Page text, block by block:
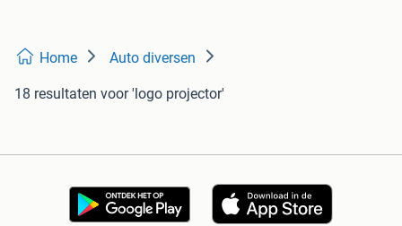
Home Auto diversen
18 resultaten voor 'logo projector'